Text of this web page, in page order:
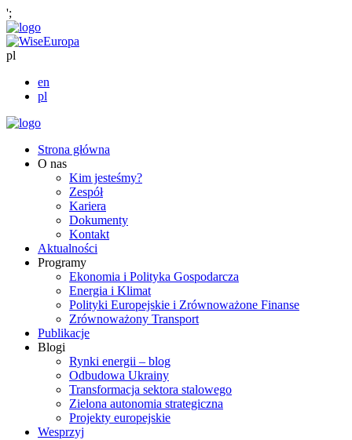
';
pl
en
pl
Strona główna
O nas
Kim jesteśmy?
Zespół
Kariera
Dokumenty
Kontakt
Aktualności
Programy
Ekonomia i Polityka Gospodarcza
Energia i Klimat
Polityki Europejskie i Zrównoważone Finanse
Zrównoważony Transport
Publikacje
Blogi
Rynki energii – blog
Odbudowa Ukrainy
Transformacja sektora stalowego
Zielona autonomia strategiczna
Projekty europejskie
Wesprzyj